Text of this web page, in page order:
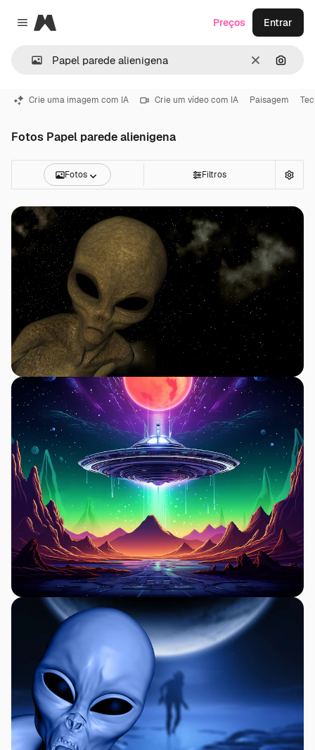
Close menu
Magnific
Limpar
Preços Entrar
Crie uma imagem com IA Crie um vídeo com IA Paisagem
Fotos Papel parede alienigena
Fotos Filtros